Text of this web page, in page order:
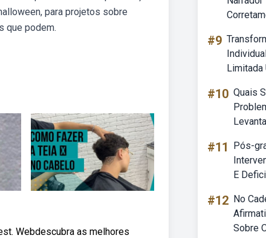
para projetos sobre
que podem.
Webdescubra as melhores
#9
Limitada
#10 Quais
#11
Pós-
E
#12 No
Sobre